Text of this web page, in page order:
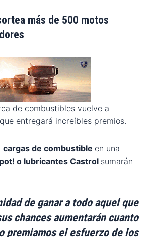
más de 500 motos
de combustibles vuelve a
entregará increíbles premios.
cargas de combustible en una
o lubricantes Castrol sumarán
de ganar a todo aquel que
chances aumentarán cuanto
premiamos el esfuerzo de los